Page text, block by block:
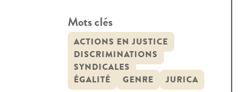
Mots clés
ACTIONS EN JUSTICE
DISCRIMINATIONS
SYNDICALES
ÉGALITÉ
GENRE JURICA